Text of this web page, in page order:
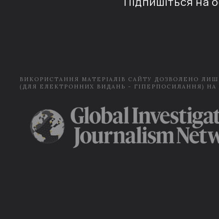
ВИКОРИСТАННЯ МАТЕРІАЛІВ САЙТУ ДОЗВОЛЕНО
(ДЛЯ ЕЛЕКТРОННИХ ВИДАНЬ - ГІПЕРПОСИЛАННЯ) НА